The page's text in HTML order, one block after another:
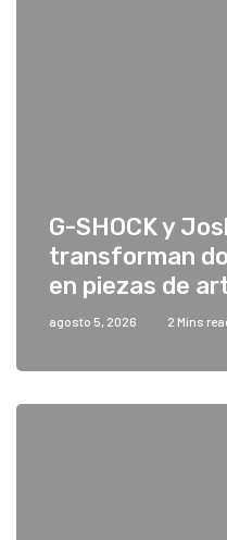
G-SHOCK y
transforman
en piezas de
agosto 5, 2026 2 Mins